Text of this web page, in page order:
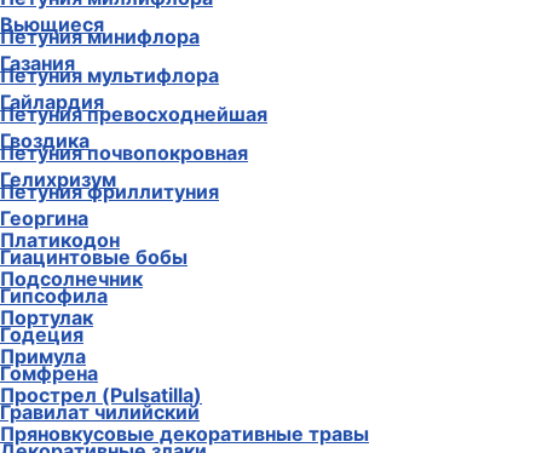
Петуния минифлора
Петуния мультифлора
Петуния превосходнейшая
Петуния почвопокровная
Петуния фриллитуния
Платикодон
Подсолнечник
Портулак
Примула
Прострел (Pulsatilla)
Пряновкусовые декоративные травы
Вьющиеся
Газания
Гайлардия
Гвоздика
Гелихризум
Георгина
Гиацинтовые бобы
Гипсофила
Годеция
Гомфрена
Гравилат чилийский